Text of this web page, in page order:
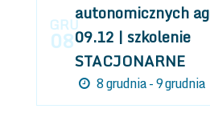
GRU
08
autonomicznych
09.12 | szkolenie
STACJONARNE
8 grudnia - 9 grudnia